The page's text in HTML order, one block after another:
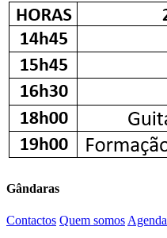
Gândaras
Contactos Quem somos Agenda